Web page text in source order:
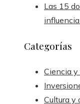
Las 15
Categorías
Ciencia
Cultura y